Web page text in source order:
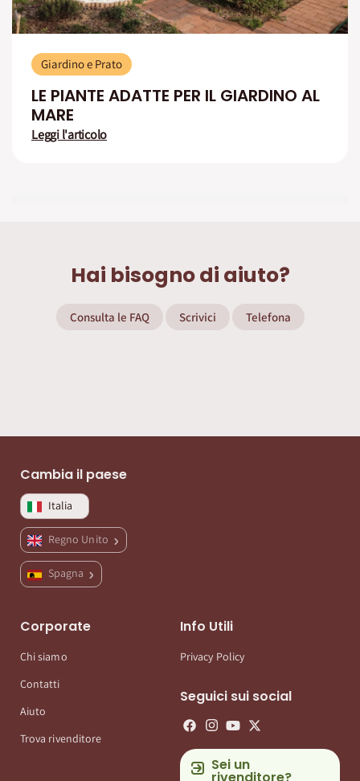
Giardino e Prato
LE PIANTE ADATTE PER IL GIARDINO AL
MARE
Leggi l'articolo
Hai bisogno di aiuto?
Consulta le FAQ Scrivici Telefona
Cambia il paese
Italia
Regno Unito
Spagna
Corporate
Chi siamo
Contatti
Aiuto
Trova rivenditore
Info Utili
Privacy Policy
Seguici sui social
Sei un